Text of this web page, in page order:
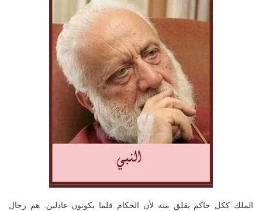
الملك ككل حاكم يقلق منه لأن الحكام قلما يكونون عادلين. هم رجال